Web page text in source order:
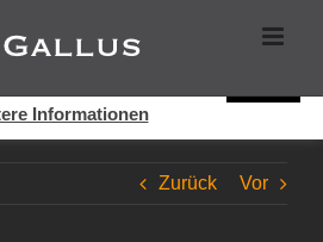
Zurück Vor
Seite bei der Bereitstellung der
dieser Webseite erklären Sie sich
Informationen